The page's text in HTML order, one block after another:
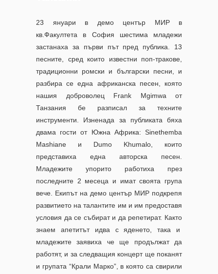
23 януари в демо център МИР в
кв.Факултета в София шестима младежи
застанаха за първи път пред публика. 13
песните, сред които известни поп-тракове,
традиционни ромски и български песни, и
разбира се една африканска песен, която
нашия доброволец Frank Mgimwa от
Танзания бе разписал за техните
инструменти. Изненада за публиката бяха
двама гости от Южна Африка: Sinethemba
Mashiane и Dumo Khumalo, които
представиха една авторска песен.
Младежите упорито работиха през
последните 2 месеца и имат своята група
вече. Екипът на демо център МИР подкрепя
развитието на талантите им и им предоставя
условия да се събират и да репетират. Както
знаем апетитът идва с яденето, така и
младежите заявиха че ще продължат да
работят, и за следващия концерт ще поканят
и групата “Крали Марко”, в която са свирили